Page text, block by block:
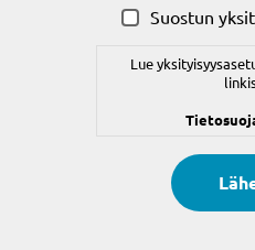
Suostun
Lue